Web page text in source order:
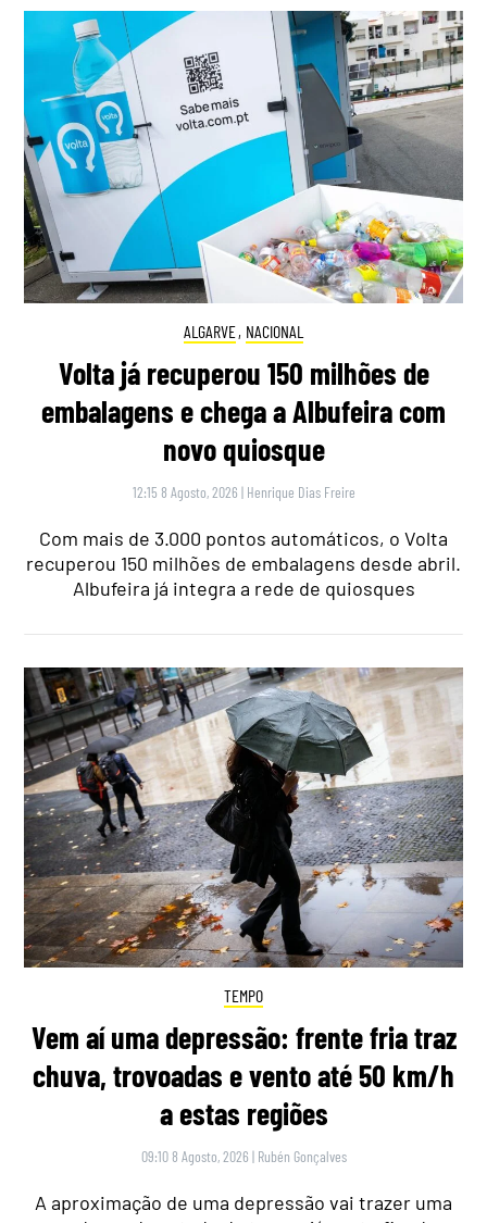
ALGARVE, NACIONAL
Volta já recuperou 150 milhões de
embalagens e chega a Albufeira com
novo quiosque
12:15 8 Agosto, 2026 | Henrique Dias Freire
Com mais de 3.000 pontos automáticos, o Volta
recuperou 150 milhões de embalagens desde abril.
Albufeira já integra a rede de quiosques
TEMPO
Vem aí uma depressão: frente fria traz
chuva, trovoadas e vento até 50 km/h
a estas regiões
09:10 8 Agosto, 2026 | Rubén Gonçalves
A aproximação de uma depressão vai trazer uma